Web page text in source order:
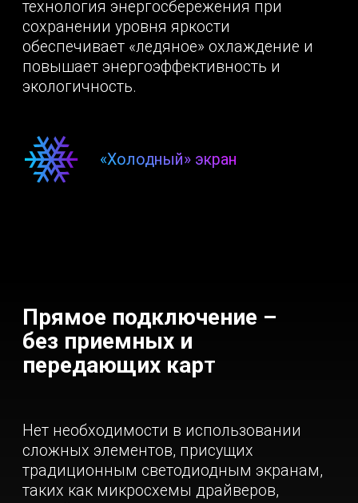
Прямое
подключение
интерфейс
Разделение элементов
с высоким и низким
напряжением
Интегрированная защищенная